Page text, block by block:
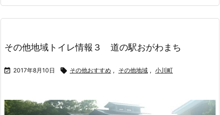
その他地域トイレ情報３ 道の駅おがわまち
 2017年8月10日  その他おすすめ , その他地域 , 小川町